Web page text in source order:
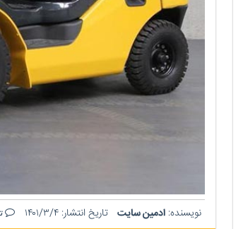
نویسنده: ادمین سایت تاریخ انتشار: ۱۴۰۱/۳/۴